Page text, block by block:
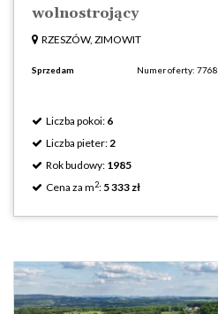
wolnostrojący
RZESZÓW, ZIMOWIT
Sprzedam Numer oferty: 7768
Liczba pokoi: 6
Liczba pieter:2
Rok budowy: 1985
Cena za m2: 5 333 zł